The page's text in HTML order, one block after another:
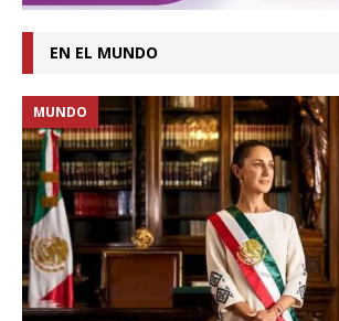
EN EL MUNDO
MUNDO